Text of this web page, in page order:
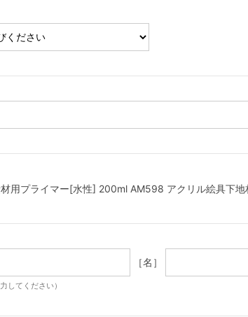
用プライマー[水性] 200ml AM598 アクリル絵具下地
［名］
してください）